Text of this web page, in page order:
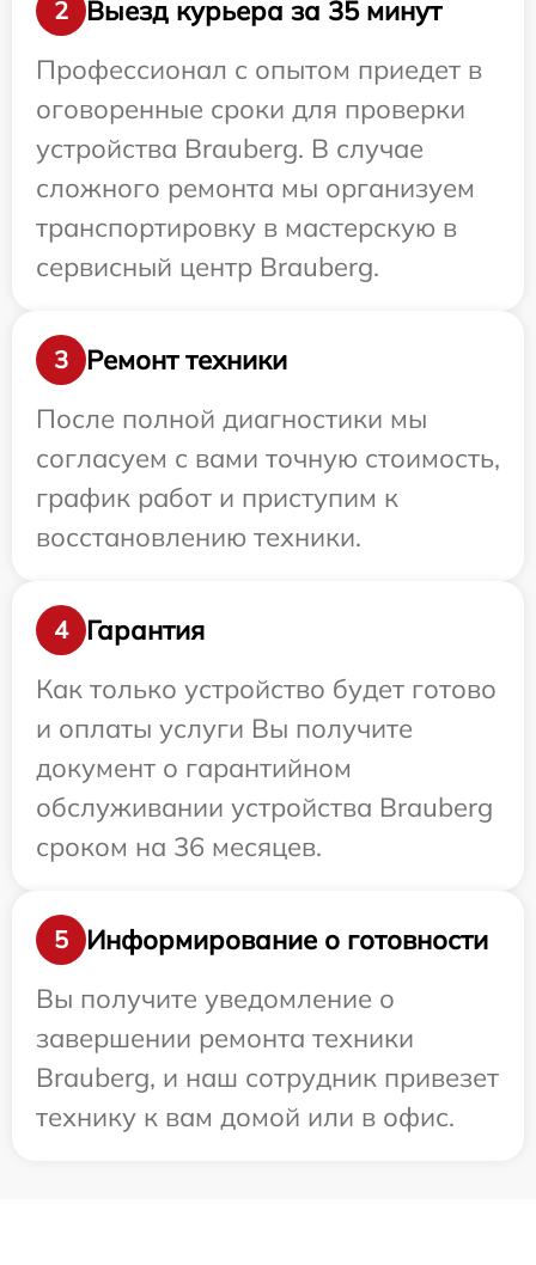
2
Выезд курьера за 35 минут
Профессионал с опытом приедет в
оговоренные сроки для проверки
устройства Brauberg. В случае
сложного ремонта мы организуем
транспортировку в мастерскую в
сервисный центр Brauberg.
3
Ремонт техники
После полной диагностики мы
согласуем с вами точную стоимость,
график работ и приступим к
восстановлению техники.
4
Гарантия
Как только устройство будет готово
и оплаты услуги Вы получите
документ о гарантийном
обслуживании устройства Brauberg
сроком на 36 месяцев.
5
Информирование о готовности
Вы получите уведомление о
завершении ремонта техники
Brauberg, и наш сотрудник привезет
технику к вам домой или в офис.